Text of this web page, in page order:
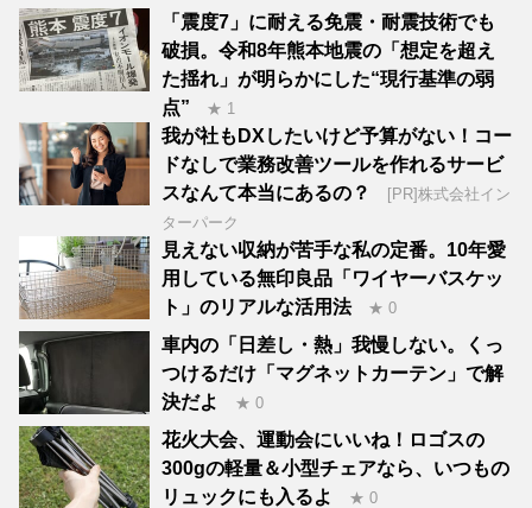
「震度7」に耐える免震・耐震技術でも
破損。令和8年熊本地震の「想定を超え
た揺れ」が明らかにした“現行基準の弱
点”
★ 1
我が社もDXしたいけど予算がない！コー
ドなしで業務改善ツールを作れるサービ
スなんて本当にあるの？
[PR]株式会社イン
ターパーク
見えない収納が苦手な私の定番。10年愛
用している無印良品「ワイヤーバスケッ
ト」のリアルな活用法
★ 0
車内の「日差し・熱」我慢しない。くっ
つけるだけ「マグネットカーテン」で解
決だよ
★ 0
花火大会、運動会にいいね！ロゴスの
300gの軽量＆小型チェアなら、いつもの
リュックにも入るよ
★ 0